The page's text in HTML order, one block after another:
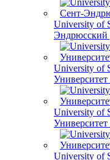
University of
Эндрюсский
University of
University of
University of